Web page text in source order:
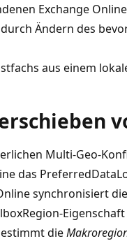
Exchange
Ändern des
aus einem
Multi-Geo-
das
synchronisiert
die